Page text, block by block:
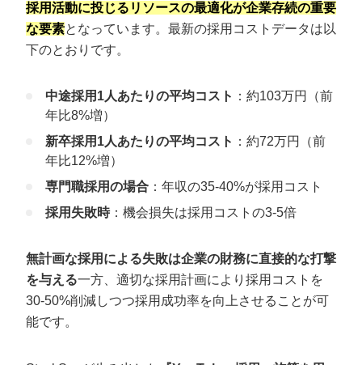
採用活動に投じるリソースの最適化が企業存続の重要
な要素となっています。最新の採用コストデータは以
下のとおりです。
中途採用1人あたりの平均コスト ：約103万円（前
年比8%増）
新卒採用1人あたりの平均コスト ：約72万円（前
年比12%増）
専門職採用の場合 ：年収の35-40%が採用コスト
採用失敗時：機会損失は採用コストの3-5倍
無計画な採用による失敗は企業の財務に直接的な打撃
を与える一方、適切な採用計画により採用コストを
30-50%削減しつつ採用成功率を向上させることが可
能です。